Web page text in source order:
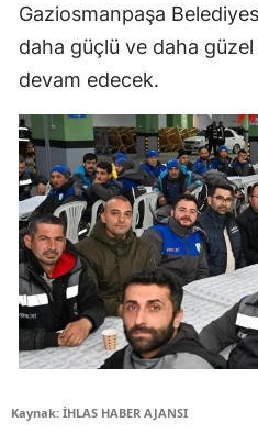
Gaziosmanpaşa
daha güçlü ve daha
devam edecek.
Kaynak: İHLAS HABER AJANSI